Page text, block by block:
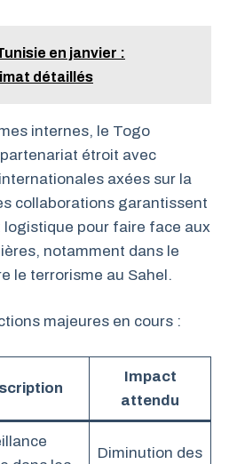
en janvier :
détaillés
internes, le Togo
étroit avec
axées sur la
collaborations garantissent
pour faire face aux
notamment dans le
le terrorisme au Sahel.
majeures en cours :
Impact
attendu
Diminution des